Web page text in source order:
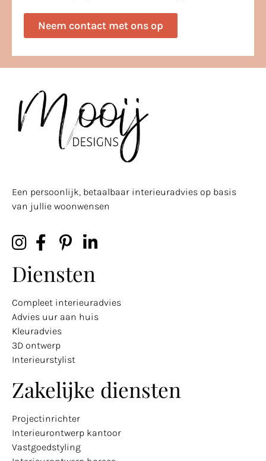
Neem contact met ons op
Een persoonlijk, betaalbaar interieuradvies op basis
van jullie woonwensen
Diensten
Compleet interieuradvies
Advies uur aan huis
Kleuradvies
3D ontwerp
Interieurstylist
Zakelijke diensten
Projectinrichter
Interieurontwerp kantoor
Vastgoedstyling